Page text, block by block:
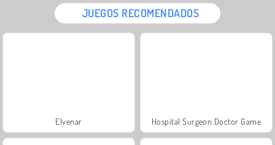
JUEGOS RECOMENDADOS
Elvenar Hospital Surgeon Doctor Game